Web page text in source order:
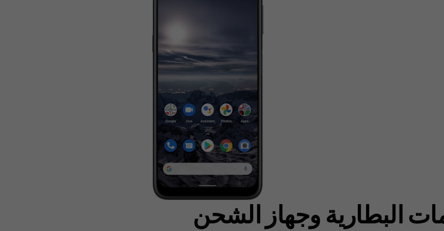
البطارية وجهاز الشحن